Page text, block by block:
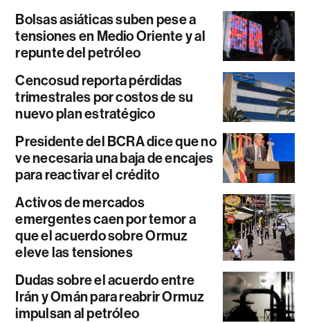
Bolsas asiáticas suben pese a
tensiones en Medio Oriente y al
repunte del petróleo
Cencosud reporta pérdidas
trimestrales por costos de su
nuevo plan estratégico
Presidente del BCRA dice que no
ve necesaria una baja de encajes
para reactivar el crédito
Activos de mercados
emergentes caen por temor a
que el acuerdo sobre Ormuz
eleve las tensiones
Dudas sobre el acuerdo entre
Irán y Omán para reabrir Ormuz
impulsan al petróleo